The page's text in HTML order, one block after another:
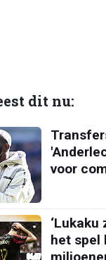
dit nu:
voor
het spel